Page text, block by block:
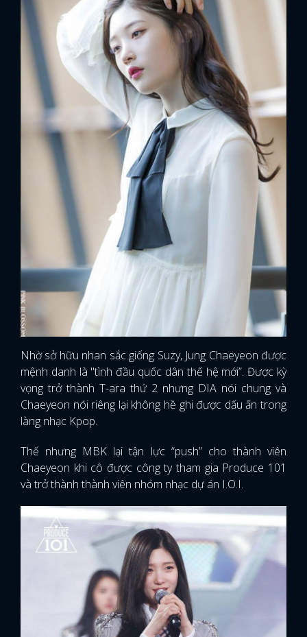
Nhờ sở hữu nhan sắc giống Suzy, Jung Chaeyeon được
mệnh danh là "tình đầu quốc dân thế hệ mới”. Được kỳ
vọng trở thành T-ara thứ 2 nhưng DIA nói chung và
Chaeyeon nói riêng lại không hề ghi được dấu ấn trong
làng nhạc Kpop.
Thế nhưng MBK lại tận lực “push” cho thành viên
Chaeyeon khi cô được công ty tham gia Produce 101
và trở thành thành viên nhóm nhạc dự án I.O.I.